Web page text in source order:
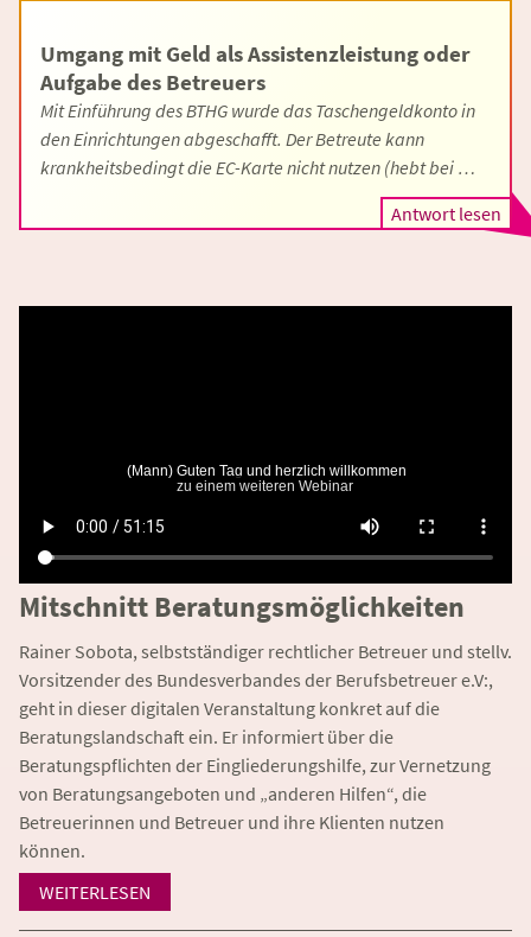
Umgang mit Geld als Assistenzleistung oder
Aufgabe des Betreuers
Mit Einführung des BTHG wurde das Taschengeldkonto in
den Einrichtungen abgeschafft. Der Betreute kann
krankheitsbedingt die EC-Karte nicht nutzen (hebt bei …
Antwort lesen
Mitschnitt Beratungsmöglichkeiten
Rainer Sobota, selbstständiger rechtlicher Betreuer und stellv.
Vorsitzender des Bundesverbandes der Berufsbetreuer e.V:,
geht in dieser digitalen Veranstaltung konkret auf die
Beratungslandschaft ein. Er informiert über die
Beratungspflichten der Eingliederungshilfe, zur Vernetzung
von Beratungsangeboten und „anderen Hilfen“, die
Betreuerinnen und Betreuer und ihre Klienten nutzen
können.
WEITERLESEN